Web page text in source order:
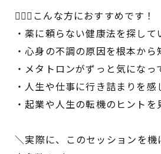
👩🏻‍⚕️こんな方におすすめです！
・薬に頼らない健康法を探して
・心身の不調の原因を根本から
・メタトロンがずっと気になっ
・人生や仕事に行き詰まりを感
・起業や人生の転機のヒントを
＼実際に、このセッションを